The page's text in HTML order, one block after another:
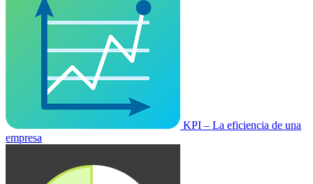
KPI – La eficiencia de una
empresa